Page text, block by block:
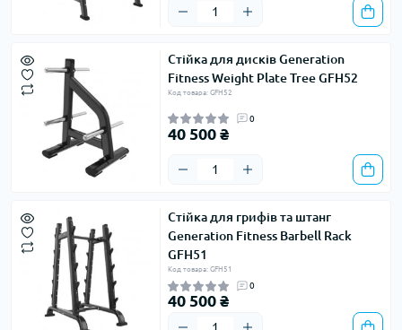
Стійка для дисків Generation
Fitness Weight Plate Tree GFH52
Код товара: GFH52
0
40 500 ₴
Стійка для грифів та штанг
Generation Fitness Barbell Rack
GFH51
Код товара: GFH51
0
40 500 ₴